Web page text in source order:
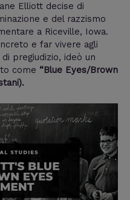
Elliott decise di
e del razzismo
a Riceville, Iowa.
e far vivere agli
pregiudizio, ideò un
come “Blue Eyes/Brown